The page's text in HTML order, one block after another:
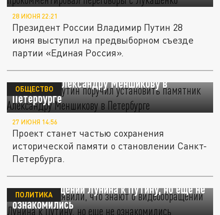
28 ИЮНЯ 22:21
Президент России Владимир Путин 28
июня выступил на предвыборном съезде
партии «Единая Россия».
Владимир Путин поручил установить
памятник Александру Меншикову в
Петербурге
ОБЩЕСТВО
27 ИЮНЯ 14:56
Проект станет частью сохранения
исторической памяти о становлении Санкт-
Петербурга.
В Кремле заявили, что знают о
видеообращении Лунина к Путину, но еще не
ознакомились
ПОЛИТИКА